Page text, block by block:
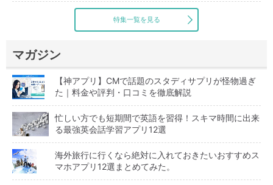
特集一覧を見る
マガジン
【神アプリ】CMで話題のスタディサプリが怪物過ぎ
た｜料金や評判・口コミを徹底解説
忙しい方でも短期間で英語を習得！スキマ時間に出来
る最強英会話学習アプリ12選
海外旅行に行くなら絶対に入れておきたいおすすめス
マホアプリ12選まとめてみた。